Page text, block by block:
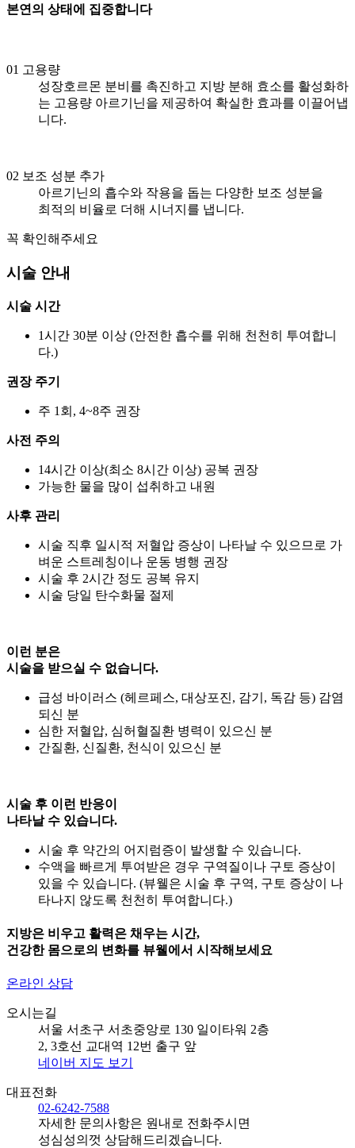
본연의 상태에 집중합니다
01 고용량
성장호르몬 분비를 촉진하고 지방 분해 효소를 활성화하
는 고용량 아르기닌을 제공하여 확실한 효과를 이끌어냅
니다.
02 보조 성분 추가
아르기닌의 흡수와 작용을 돕는 다양한 보조 성분을
최적의 비율로 더해 시너지를 냅니다.
꼭 확인해주세요
시술 안내
시술 시간
1시간 30분 이상 (안전한 흡수를 위해 천천히 투여합니
다.)
권장 주기
주 1회, 4~8주 권장
사전 주의
14시간 이상(최소 8시간 이상) 공복 권장
가능한 물을 많이 섭취하고 내원
사후 관리
시술 직후 일시적 저혈압 증상이 나타날 수 있으므로 가
벼운 스트레칭이나 운동 병행 권장
시술 후 2시간 정도 공복 유지
시술 당일 탄수화물 절제
이런 분은
시술을 받으실 수 없습니다.
급성 바이러스 (헤르페스, 대상포진, 감기, 독감 등) 감염
되신 분
심한 저혈압, 심허혈질환 병력이 있으신 분
간질환, 신질환, 천식이 있으신 분
시술 후 이런 반응이
나타날 수 있습니다.
시술 후 약간의 어지럼증이 발생할 수 있습니다.
수액을 빠르게 투여받은 경우 구역질이나 구토 증상이
있을 수 있습니다. (뷰웰은 시술 후 구역, 구토 증상이 나
타나지 않도록 천천히 투여합니다.)
지방은 비우고 활력은 채우는 시간,
건강한 몸으로의 변화를 뷰웰에서 시작해보세요
온라인 상담
오시는길
서울 서초구 서초중앙로 130 일이타워 2층
2, 3호선 교대역 12번 출구 앞
네이버 지도 보기
대표전화
02-6242-7588
자세한 문의사항은 원내로 전화주시면
성심성의껏 상담해드리겠습니다.